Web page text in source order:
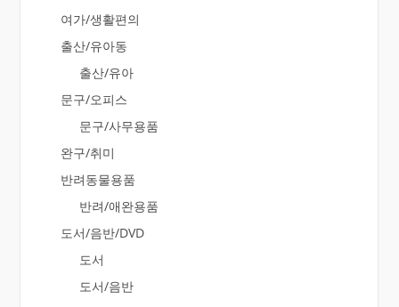
여가/생활편의
출산/유아동
출산/유아
문구/오피스
문구/사무용품
완구/취미
반려동물용품
반려/애완용품
도서/음반/DVD
도서
도서/음반